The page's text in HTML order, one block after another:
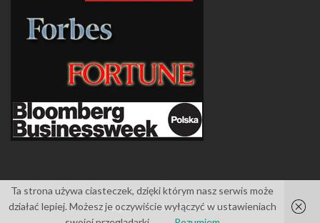
Islemagpowered byWordPress
Ta strona używa ciasteczek, dzięki którym nasz serwis może
działać lepiej. Możesz je oczywiście wyłączyć w ustawieniach